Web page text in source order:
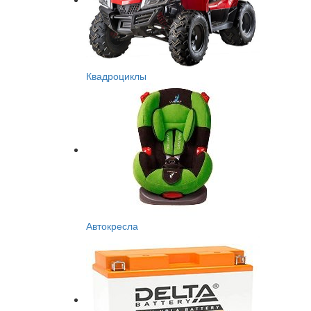
Квадроциклы
Автокресла